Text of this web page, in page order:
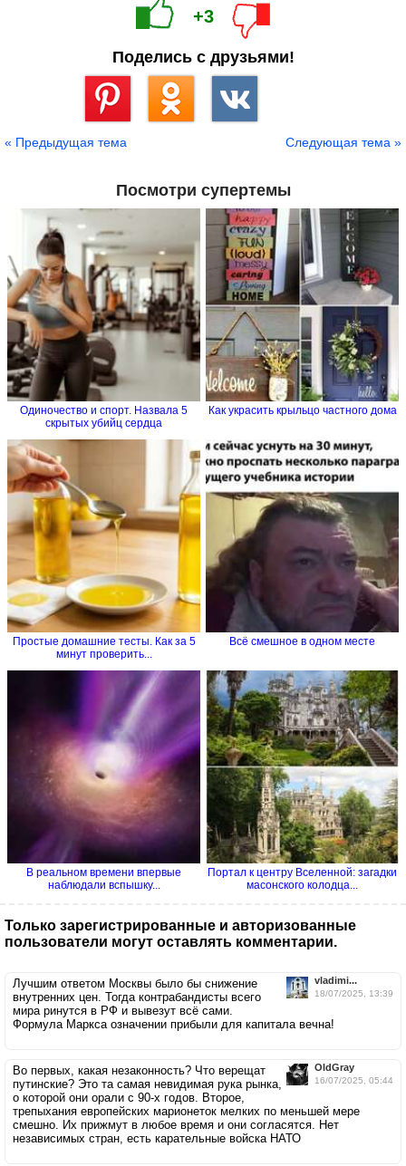
+3
Поделись с друзьями!
« Предыдущая тема Следующая тема »
Посмотри супертемы
Одиночество и спорт. Назвала 5
скрытых убийц сердца
Как украсить крыльцо частного дома
Простые домашние тесты. Как за 5
минут проверить...
Всё смешное в одном месте
В реальном времени впервые
наблюдали вспышку...
Портал к центру Вселенной: загадки
масонского колодца...
Только зарегистрированные и авторизованные
пользователи могут оставлять комментарии.
vladimi...
18/07/2025, 13:39
Лучшим ответом Москвы было бы снижение
внутренних цен. Тогда контрабандисты всего
мира ринутся в РФ и вывезут всё сами.
Формула Маркса означении прибыли для капитала вечна!
OldGray
16/07/2025, 05:44
Во первых, какая незаконность? Что верещат
путинские? Это та самая невидимая рука рынка,
о которой они орали с 90-х годов. Второе,
трепыхания европейских марионеток мелких по меньшей мере
смешно. Их прижмут в любое время и они согласятся. Нет
независимых стран, есть карательные войска НАТО